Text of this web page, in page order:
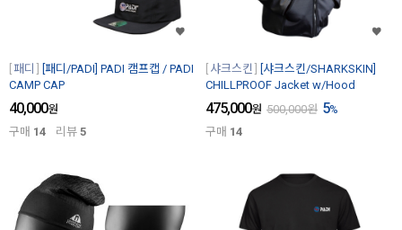
패디
[패디/PADI] PADI 캠프캡 / PADI
CAMP CAP
40,000원
구매 14 리뷰 5
샤크스킨
[샤크스킨/SHARKSKIN]
CHILLPROOF Jacket w/Hood
475,000원 500,000원 5%
구매 14